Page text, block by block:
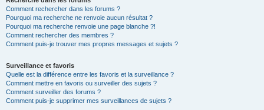
Comment rechercher dans les forums ?
Pourquoi ma recherche ne renvoie aucun résultat ?
Pourquoi ma recherche renvoie une page blanche ?!
Comment rechercher des membres ?
Comment puis-je trouver mes propres messages et sujets ?
Surveillance et favoris
Quelle est la différence entre les favoris et la surveillance ?
Comment mettre en favoris ou surveiller des sujets ?
Comment surveiller des forums ?
Comment puis-je supprimer mes surveillances de sujets ?